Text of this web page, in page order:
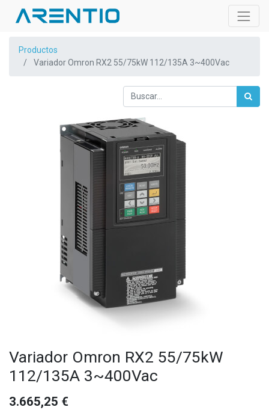
Productos
Variador Omron RX2 55/75kW 112/135A 3~400Vac
Variador Omron RX2 55/75kW
112/135A 3~400Vac
3.665,25 €